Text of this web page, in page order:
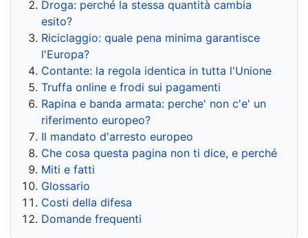
Droga: perché la stessa quantità cambia
esito?
Riciclaggio: quale pena minima garantisce
l'Europa?
Contante: la regola identica in tutta l'Unione
Truffa online e frodi sui pagamenti
Rapina e banda armata: perche' non c'e' un
riferimento europeo?
Il mandato d'arresto europeo
Che cosa questa pagina non ti dice, e perché
Miti e fatti
Glossario
Costi della difesa
Domande frequenti